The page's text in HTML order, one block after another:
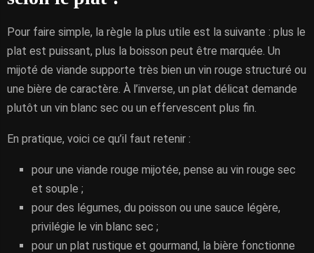
Pour faire simple, la règle la plus utile est la suivante : plus le
plat est puissant, plus la boisson peut être marquée. Un
mijoté de viande supporte très bien un vin rouge structuré ou
une bière de caractère. À l’inverse, un plat délicat demande
plutôt un vin blanc sec ou un effervescent plus fin.
En pratique, voici ce qu’il faut retenir :
pour une viande rouge mijotée, pense au vin rouge sec
et souple ;
pour des légumes, du poisson ou une sauce légère,
privilégie le vin blanc sec ;
pour un plat rustique et gourmand, la bière fonctionne